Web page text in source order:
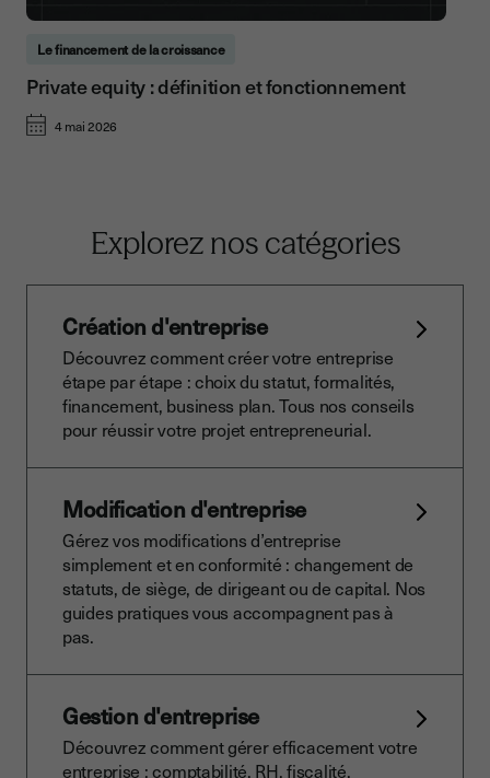
Le financement de la croissance
Private equity : définition et fonctionnement
4 mai 2026
Explorez nos catégories
Création d'entreprise
Découvrez comment créer votre entreprise
étape par étape : choix du statut, formalités,
financement, business plan. Tous nos conseils
pour réussir votre projet entrepreneurial.
Modification d'entreprise
Gérez vos modifications d’entreprise
simplement et en conformité : changement de
statuts, de siège, de dirigeant ou de capital. Nos
guides pratiques vous accompagnent pas à
pas.
Gestion d'entreprise
Découvrez comment gérer efficacement votre
entreprise : comptabilité, RH, fiscalité,